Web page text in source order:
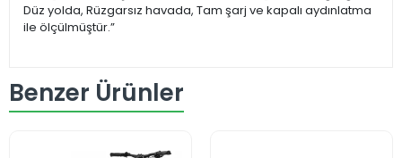
Düz yolda, Rüzgarsız havada, Tam şarj ve kapalı aydınlatma
ile ölçülmüştür.”
Benzer Ürünler